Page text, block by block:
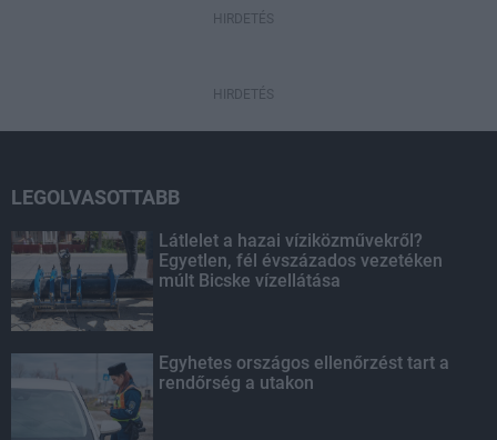
HIRDETÉS
HIRDETÉS
LEGOLVASOTTABB
Látlelet a hazai víziközművekről?
Egyetlen, fél évszázados vezetéken
múlt Bicske vízellátása
Egyhetes országos ellenőrzést tart a
rendőrség a utakon